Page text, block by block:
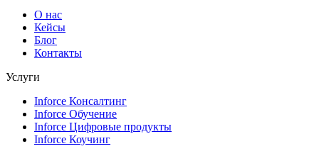
О нас
Кейсы
Блог
Контакты
Услуги
Inforce Консалтинг
Inforce Обучение
Inforce Цифровые продукты
Inforce Коучинг